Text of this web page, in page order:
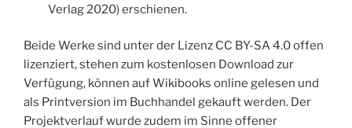
Verlag 2020) erschienen.
Beide Werke sind unter der Lizenz CC BY-SA 4.0 offen
lizenziert, stehen zum kostenlosen Download zur
Verfügung, können auf Wikibooks online gelesen und
als Printversion im Buchhandel gekauft werden. Der
Projektverlauf wurde zudem im Sinne offener